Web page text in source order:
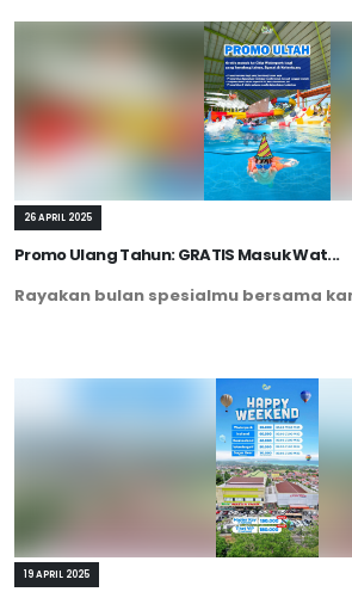
26 APRIL 2025
Promo Ulang Tahun: GRATIS Masuk Wat...
Rayakan bulan spesialmu bersama
19 APRIL 2025